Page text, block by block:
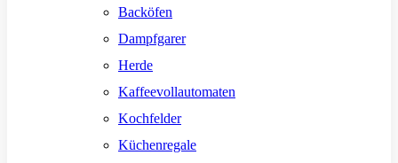
Backöfen
Dampfgarer
Herde
Kaffeevollautomaten
Kochfelder
Küchenregale